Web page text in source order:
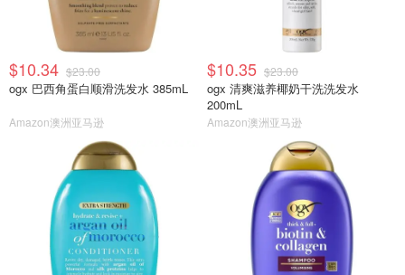
$10.34 $23.00
ogx 巴西角蛋白顺滑洗发水 385mL
Amazon澳洲亚马逊
$10.35 $23.00
ogx 清爽滋养椰奶干洗洗发水
200mL
Amazon澳洲亚马逊